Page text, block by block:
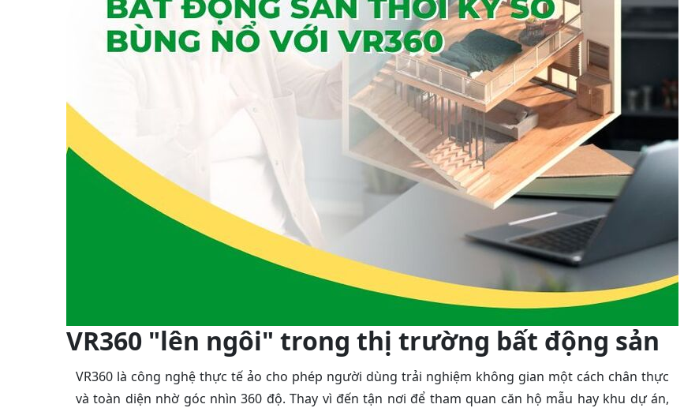
VR360 "lên ngôi" trong thị trường bất động sản
VR360 là công nghệ thực tế ảo cho phép người dùng trải nghiệm không gian một cách chân thực
và toàn diện nhờ góc nhìn 360 độ. Thay vì đến tận nơi để tham quan căn hộ mẫu hay khu dự án,